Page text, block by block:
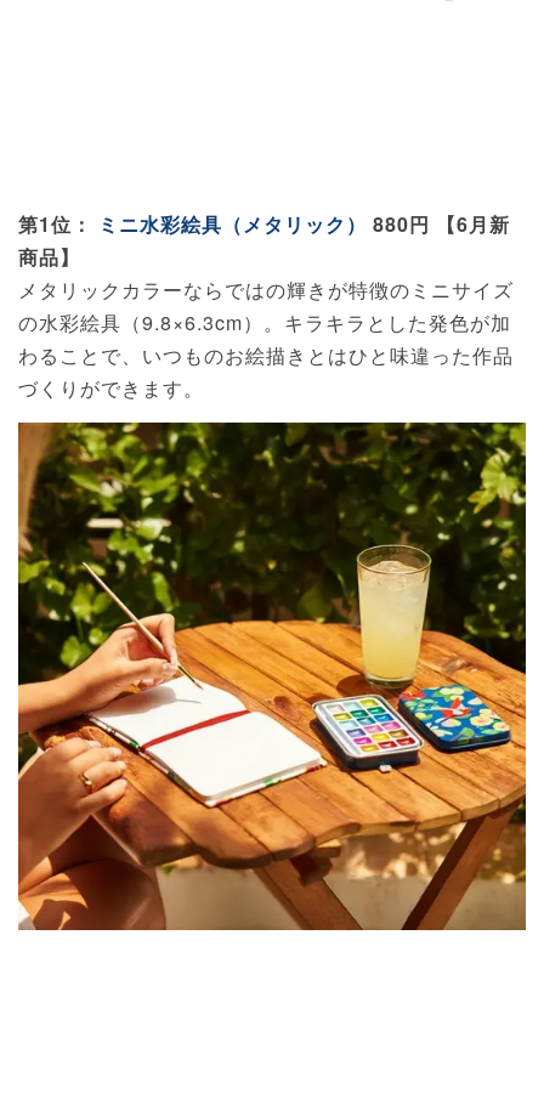
第1位： ミニ水彩絵具（メタリック）
880円 【6月新
商品】
メタリックカラーならではの輝きが特徴のミニサイズ
の水彩絵具（9.8×6.3cm）。キラキラとした発色が加
わることで、いつものお絵描きとはひと味違った作品
づくりができます。